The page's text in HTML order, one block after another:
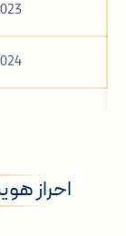
احراز